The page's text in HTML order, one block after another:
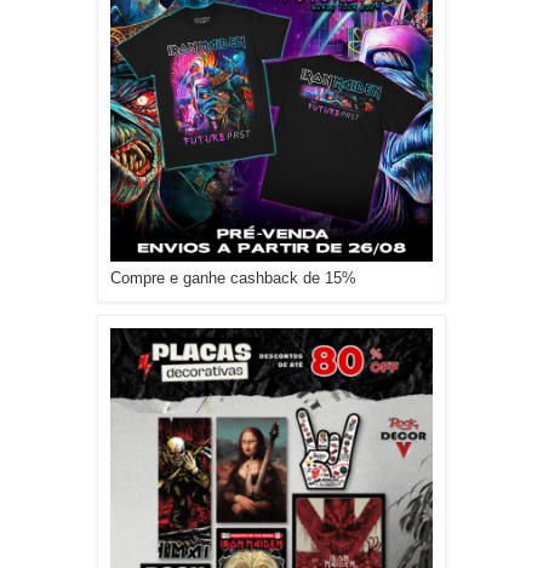
Compre e ganhe cashback de 15%